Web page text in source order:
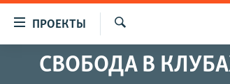
упрощенного
ПРОЕКТЫ
ПРОГРАММЫ
СВОБОДА В